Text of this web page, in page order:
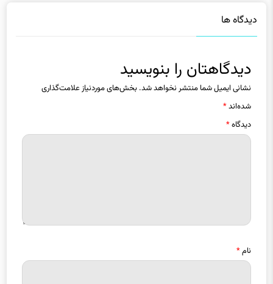
نشانی ایمیل شما منتشر نخواهد شد.بخش‌های موردنیاز علامت‌گذاری
شده‌اند*
دیدگاه*